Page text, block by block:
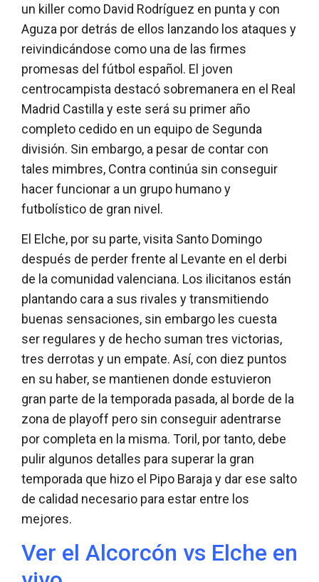
un killer como David Rodríguez en punta y con
Aguza por detrás de ellos lanzando los ataques y
reivindicándose como una de las firmes
promesas del fútbol español. El joven
centrocampista destacó sobremanera en el Real
Madrid Castilla y este será su primer año
completo cedido en un equipo de Segunda
división. Sin embargo, a pesar de contar con
tales mimbres, Contra continúa sin conseguir
hacer funcionar a un grupo humano y
futbolístico de gran nivel.
El Elche, por su parte, visita Santo Domingo
después de perder frente al Levante en el derbi
de la comunidad valenciana. Los ilicitanos están
plantando cara a sus rivales y transmitiendo
buenas sensaciones, sin embargo les cuesta
ser regulares y de hecho suman tres victorias,
tres derrotas y un empate. Así, con diez puntos
en su haber, se mantienen donde estuvieron
gran parte de la temporada pasada, al borde de la
zona de playoff pero sin conseguir adentrarse
por completa en la misma. Toril, por tanto, debe
pulir algunos detalles para superar la gran
temporada que hizo el Pipo Baraja y dar ese salto
de calidad necesario para estar entre los
mejores.
Ver el Alcorcón vs Elche en